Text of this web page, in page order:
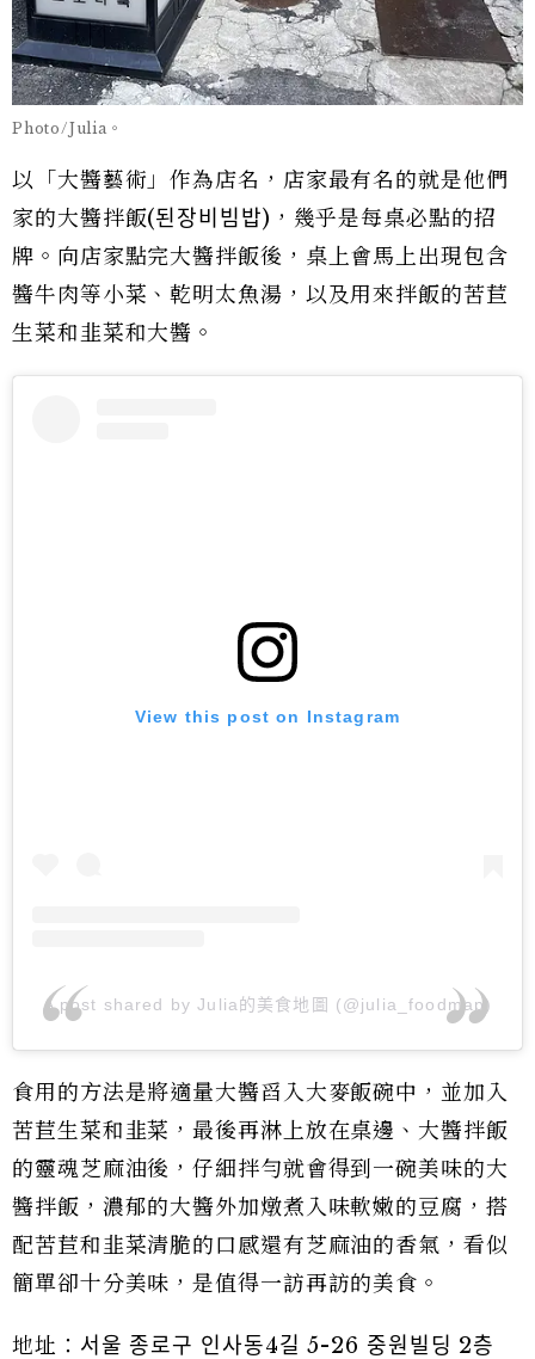
Photo/Julia。
以「大醬藝術」作為店名，店家最有名的就是他們
家的大醬拌飯(된장비빔밥)，幾乎是每桌必點的招
牌。向店家點完大醬拌飯後，桌上會馬上出現包含
醬牛肉等小菜、乾明太魚湯，以及用來拌飯的苦苣
生菜和韭菜和大醬。
View this post on Instagram
A post shared by Julia的美食地圖 (@julia_foodmap)
食用的方法是將適量大醬舀入大麥飯碗中，並加入
苦苣生菜和韭菜，最後再淋上放在桌邊、大醬拌飯
的靈魂芝麻油後，仔細拌勻就會得到一碗美味的大
醬拌飯，濃郁的大醬外加燉煮入味軟嫩的豆腐，搭
配苦苣和韭菜清脆的口感還有芝麻油的香氣，看似
簡單卻十分美味，是值得一訪再訪的美食。
地址：서울 종로구 인사동4길 5-26 중원빌딩 2층